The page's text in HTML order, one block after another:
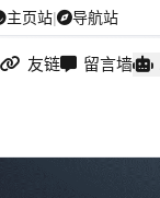
主页站| 导航站
友链 留言墙